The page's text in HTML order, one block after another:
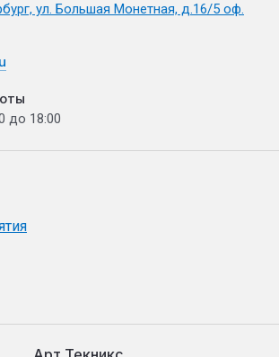
ул. Большая Монетная, д.16/5 оф.
до 18:00